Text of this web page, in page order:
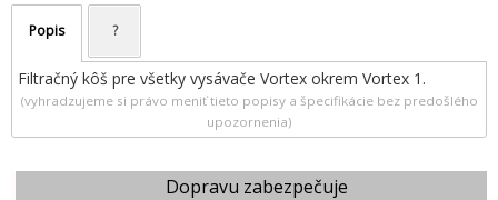
Dopravu zabezpečuje
Popis ?
Filtračný kôš pre všetky vysávače Vortex okrem Vortex 1.
(vyhradzujeme si právo meniť tieto popisy a špecifikácie bez predošlého
upozornenia)